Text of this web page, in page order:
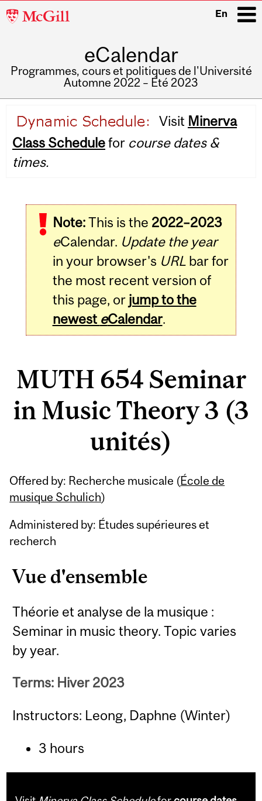
McGill
En
eCalendar
Programmes, cours et politiques de l'Université
Automne 2022 – Été 2023
navigation
Visit Minerva
Class Schedulefor course dates &
times.
Note:This is the 2022–2023
eCalendar. Update the year
in your browser's URLbar for
the most recent version of
this page, or jump to the
newest eCalendar.
MUTH 654 Seminar
in Music Theory 3 (3
unités)
Offered by: Recherche musicale (École de
musique Schulich)
Administered by: Études supérieures et
recherch
Vue d'ensemble
Théorie et analyse de la musique :
Seminar in music theory. Topic varies
by year.
Terms: Hiver 2023
Instructors: Leong, Daphne (Winter)
3 hours
Related
Content